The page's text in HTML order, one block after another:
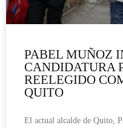
PABEL MUÑOZ
CANDIDATURA
REELEGIDO
QUITO
El actual alcalde de Quito,